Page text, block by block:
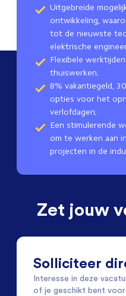
Uitgebreide
ontwikkeling,
tot de nieuwste
elektrische
Flexibele
thuiswerken;
8% vakantiegeld,
opties voor het
verlofdagen;
Een stimulerende
om te werken aan
projecten in de
Zet jouw
Solliciteer
Interesse in deze
of je geschikt bent